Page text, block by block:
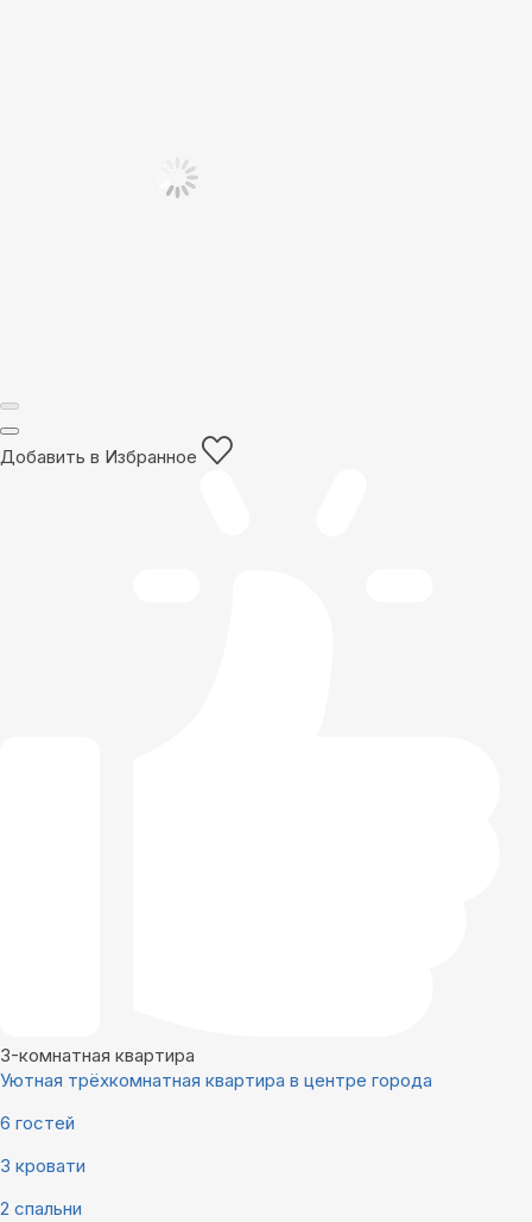
Добавить в Избранное
3-комнатная квартира
Уютная трёхкомнатная квартира в центре города
6 гостей
3 кровати
2 спальни